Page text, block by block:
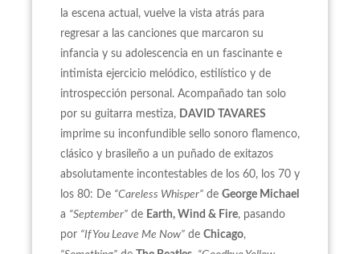
la escena actual, vuelve la vista atrás para
regresar a las canciones que marcaron su
infancia y su adolescencia en un fascinante e
intimista ejercicio melódico, estilístico y de
introspección personal. Acompañado tan solo
por su guitarra mestiza, DAVID TAVARES
imprime su inconfundible sello sonoro flamenco,
clásico y brasileño a un puñado de exitazos
absolutamente incontestables de los 60, los 70 y
los 80: De “Careless Whisper” de George Michael
a “September” de Earth, Wind & Fire, pasando
por “If You Leave Me Now” de Chicago,